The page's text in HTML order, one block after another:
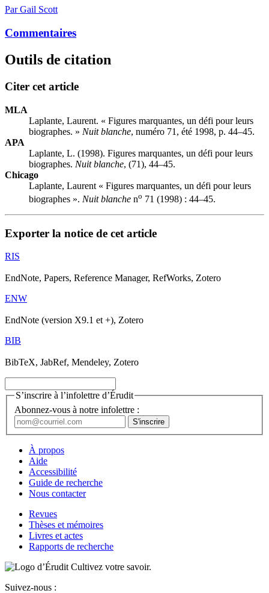
Par Gail Scott
Commentaires
Outils de citation
Citer cet article
MLA
Laplante, Laurent. « Figures marquantes, un défi pour leurs
biographes. » Nuit blanche, numéro 71, été 1998, p. 44–45.
APA
Laplante, L. (1998). Figures marquantes, un défi pour leurs
biographes. Nuit blanche, (71), 44–45.
Chicago
Laplante, Laurent « Figures marquantes, un défi pour leurs
biographes ». Nuit blanche no 71 (1998) : 44–45.
Exporter la notice de cet article
RIS
EndNote, Papers, Reference Manager, RefWorks, Zotero
ENW
EndNote (version X9.1 et +), Zotero
BIB
BibTeX, JabRef, Mendeley, Zotero
S’inscrire à l’infolettre d’Érudit
Abonnez-vous à notre infolettre :
À propos
Aide
Accessibilité
Guide de recherche
Nous contacter
Revues
Thèses et mémoires
Livres et actes
Rapports de recherche
Cultivez votre savoir.
Suivez-nous :